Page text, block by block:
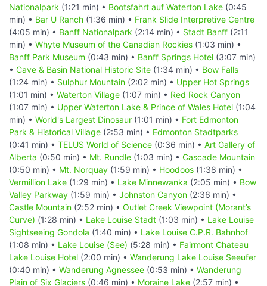
Nationalpark (1:21 min) • Bootsfahrt auf Waterton Lake (0:45
min) • Bar U Ranch (1:36 min) • Frank Slide Interpretive Centre
(4:05 min) • Banff Nationalpark (2:14 min) • Stadt Banff (2:11
min) • Whyte Museum of the Canadian Rockies (1:03 min) •
Banff Park Museum (0:43 min) • Banff Springs Hotel (3:07 min)
• Cave & Basin National Historic Site (1:34 min) • Bow Falls
(1:24 min) • Sulphur Mountain (2:02 min) • Upper Hot Springs
(1:01 min) • Waterton Village (1:07 min) • Red Rock Canyon
(1:07 min) • Upper Waterton Lake & Prince of Wales Hotel (1:04
min) • World's Largest Dinosaur (1:01 min) • Fort Edmonton
Park & Historical Village (2:53 min) • Edmonton Stadtparks
(0:41 min) • TELUS World of Science (0:36 min) • Art Gallery of
Alberta (0:50 min) • Mt. Rundle (1:03 min) • Cascade Mountain
(0:50 min) • Mt. Norquay (1:59 min) • Hoodoos (1:38 min) •
Vermillion Lake (1:29 min) • Lake Minnewanka (2:05 min) • Bow
Valley Parkway (1:59 min) • Johnston Canyon (2:36 min) •
Castle Mountain (2:52 min) • Outlet Creek Viewpoint (Morant’s
Curve) (1:28 min) • Lake Louise Stadt (1:03 min) • Lake Louise
Sightseeing Gondola (1:40 min) • Lake Louise C.P.R. Bahnhof
(1:08 min) • Lake Louise (See) (5:28 min) • Fairmont Chateau
Lake Louise Hotel (2:00 min) • Wanderung Lake Louise Seeufer
(0:40 min) • Wanderung Agnessee (0:53 min) • Wanderung
Plain of Six Glaciers (0:46 min) • Moraine Lake (2:57 min) •